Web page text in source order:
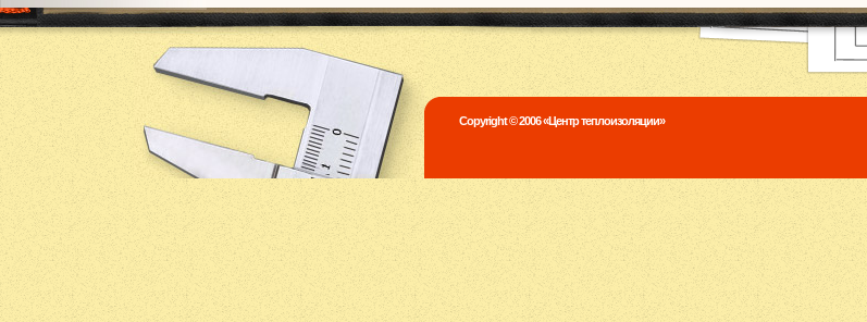
Copyright © 2006 «Центр теплоизоляции»